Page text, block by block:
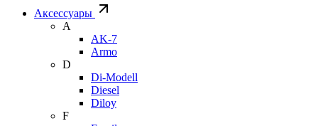
Аксессуары
A
AK-7
Armo
D
Di-Modell
Diesel
Diloy
F